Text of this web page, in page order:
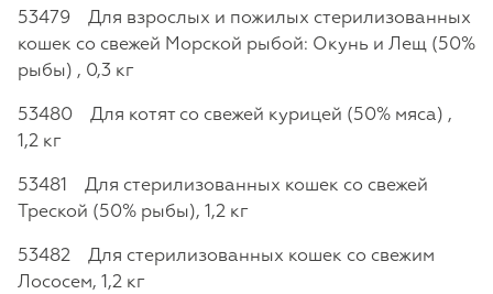
53479 Для взрослых и пожилых стерилизованных
кошек со свежей Морской рыбой: Окунь и Лещ (50%
рыбы) , 0,3 кг
53480 Для котят со свежей курицей (50% мяса) ,
1,2 кг
53481 Для стерилизованных кошек со свежей
Треской (50% рыбы), 1,2 кг
53482 Для стерилизованных кошек со свежим
Лососем, 1,2 кг